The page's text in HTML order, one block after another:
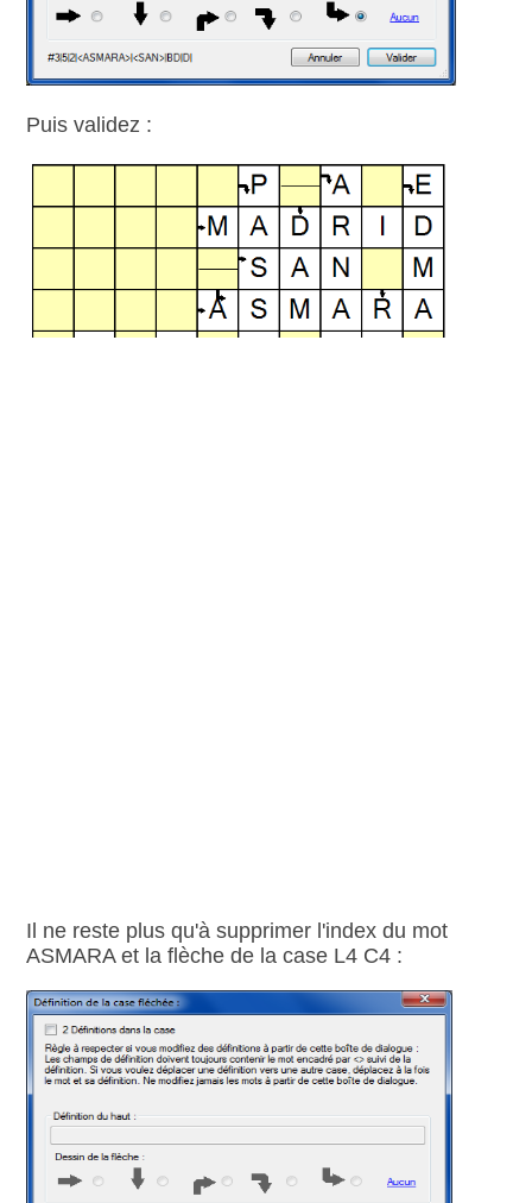
Puis validez :
Il ne reste plus qu'à supprimer l'index du mot
ASMARA et la flèche de la case L4 C4 :